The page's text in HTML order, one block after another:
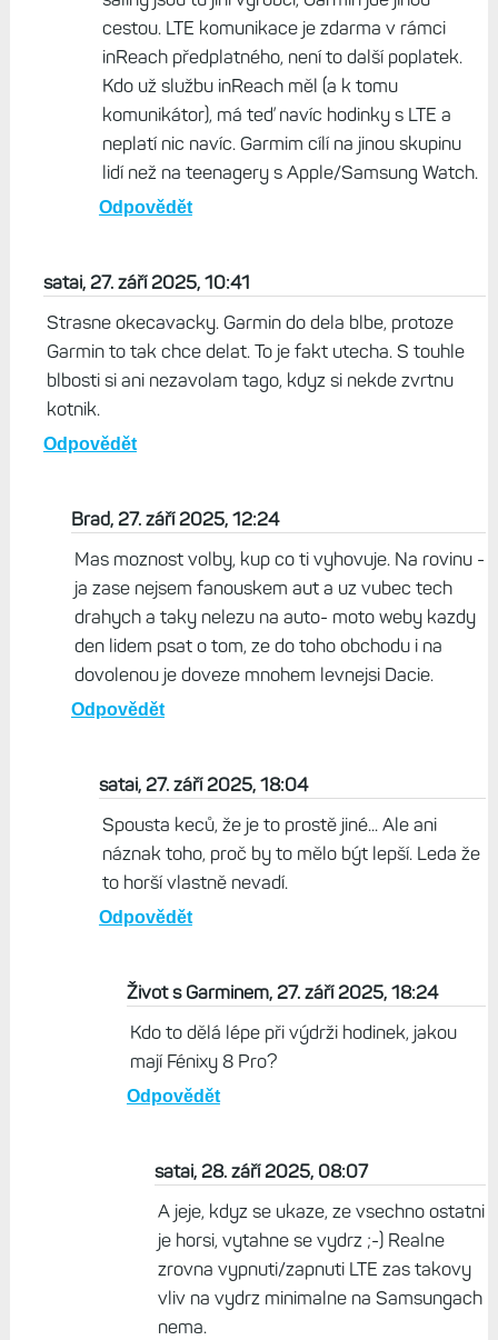
cestou. LTE komunikace je zdarma v rámci
inReach předplatného, není to další poplatek.
Kdo už službu inReach měl (a k tomu
komunikátor), má teď navíc hodinky s LTE a
neplatí nic navíc. Garmim cílí na jinou skupinu
lidí než na teenagery s Apple/Samsung Watch.
Odpovědět
satai, 27. září 2025, 10:41
Strasne okecavacky. Garmin do dela blbe, protoze
Garmin to tak chce delat. To je fakt utecha. S touhle
blbosti si ani nezavolam tago, kdyz si nekde zvrtnu
kotnik.
Odpovědět
Brad, 27. září 2025, 12:24
Mas moznost volby, kup co ti vyhovuje. Na rovinu -
ja zase nejsem fanouskem aut a uz vubec tech
drahych a taky nelezu na auto- moto weby kazdy
den lidem psat o tom, ze do toho obchodu i na
dovolenou je doveze mnohem levnejsi Dacie.
Odpovědět
satai, 27. září 2025, 18:04
Spousta keců, že je to prostě jiné... Ale ani
náznak toho, proč by to mělo být lepší. Leda že
to horší vlastně nevadí.
Odpovědět
Život s Garminem, 27. září 2025, 18:24
Kdo to dělá lépe při výdrži hodinek, jakou
mají Fénixy 8 Pro?
Odpovědět
satai, 28. září 2025, 08:07
A jeje, kdyz se ukaze, ze vsechno ostatni
je horsi, vytahne se vydrz ;-) Realne
zrovna vypnuti/zapnuti LTE zas takovy
vliv na vydrz minimalne na Samsungach
nema.